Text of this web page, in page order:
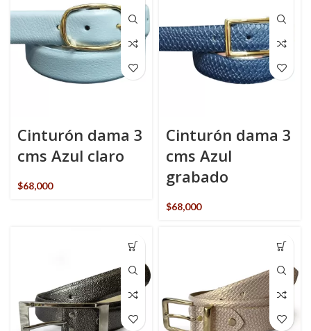
Cinturón dama 3
cms Azul claro
$68,000
Cinturón dama 3
cms Azul
grabado
$68,000